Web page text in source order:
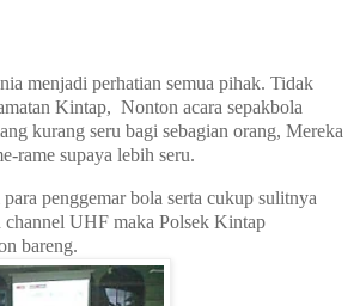
menjadi perhatian semua pihak. Tidak
Kintap, Nonton acara sepakbola
kurang seru bagi sebagian orang, Mereka
rame supaya lebih seru.
penggemar bola serta cukup sulitnya
UHF maka Polsek Kintap
bareng.